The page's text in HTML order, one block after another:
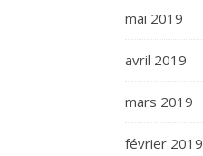
mai 2019
avril 2019
mars 2019
février 2019